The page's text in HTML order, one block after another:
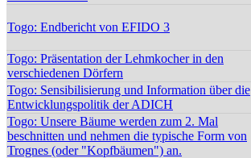
Togo: Endbericht von EFIDO 3
Togo: Präsentation der Lehmkocher in den
verschiedenen Dörfern
Togo: Sensibilisierung und Information über die
Entwicklungspolitik der ADICH
Togo: Unsere Bäume werden zum 2. Mal
beschnitten und nehmen die typische Form von
Trognes (oder "Kopfbäumen") an.